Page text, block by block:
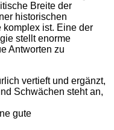
Breite der
historischen
ist. Eine der
stellt enorme
Antworten zu
vertieft und ergänzt,
Schwächen steht an,
gute